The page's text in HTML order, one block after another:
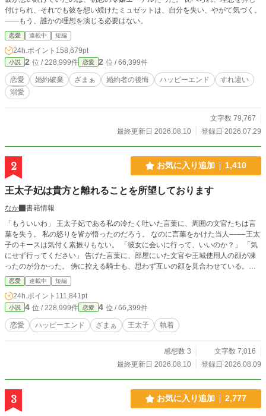
付けられ、それでも彼を想い続けたミュゼットは、自分を失い、やがて気づく。
――もう、誰かの理想を演じる必要はない。
恋愛 連載中 短編
24h.ポイント 158,679pt
小説 2 位 / 228,999件 恋愛 2 位 / 66,399件
恋愛 婚約破棄 ざまぁ 婚約者の後悔 ハッピーエンド
すれ違い
溺愛
文字数 79,767
最終更新日 2026.08.10
登録日 2026.07.29
2 お気に入り追加 1,410
王太子妃は貴方と離れることを所望しております
なか
書籍情報
「もういいわ」 王太子妃である私の冷たく吐いた言葉に、周囲の文官たちは言
葉を失う。 私の怒りを皆が悟ったのだろう。 なのに言葉をかけた当人––––王太
子のキースは気付く素振りもない。 「彼女に会いに行って、いいのか？」 「気
にせず行ってください」 告げた言葉に、部屋にいた文官や王城使用人の顔が凍
ったのが分かった。 傍に控える騎士も、思わず互いの顔を見合わせている。
皆、分かっている。 怒鳴られる方がマシだ、泣かれる方が救いがある。 『もう
いい』に込められた意味は、諦めだということに。 「……アイシャ、本当にい
いのか？」 キースの足は、もう出口を向いている。 王太子妃ではなく、別の女
性に会いにいくために…… 「えぇ、どうぞ……好きになさってください」
「……すまない。次は埋め合わせをする！」 出て行くキースの背に、そっと告
げる。 「もう、次なんてないわよ」 その言葉は、走りゆく王太子に届くことは
に尽力してきた。 その努力が軽んじられるのならば。 もう……王太子妃の座に
恋愛 連載中 短編
24h.ポイント 111,841pt
小説 4 位 / 228,999件 恋愛 4 位 / 66,399件
恋愛 ハッピーエンド ざまぁ 王太子 執着
感想数 3
文字数 7,016
最終更新日 2026.08.10
登録日 2026.08.09
3 お気に入り追加 2,777